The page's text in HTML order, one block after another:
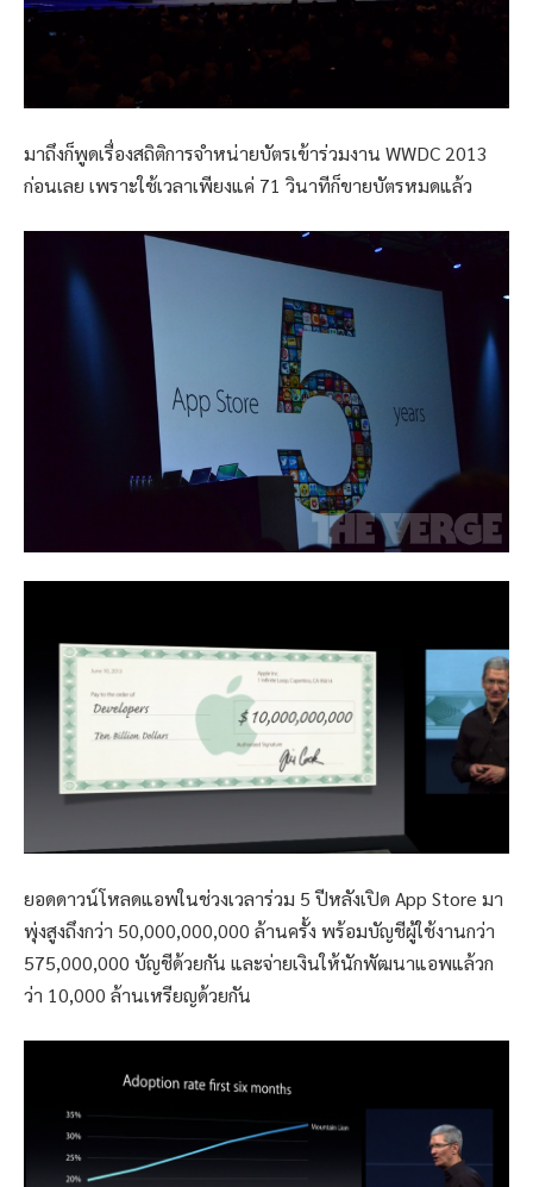
มาถึงก็พูดเรื่องสถิติการจำหน่ายบัตรเข้าร่วมงาน WWDC 2013
ก่อนเลย เพราะใช้เวลาเพียงแค่ 71 วินาทีก็ขายบัตรหมดแล้ว
ยอดดาวน์โหลดแอพในช่วงเวลาร่วม 5 ปีหลังเปิด App Store มา
พุ่งสูงถึงกว่า 50,000,000,000 ล้านครั้ง พร้อมบัญชีผู้ใช้งานกว่า
575,000,000 บัญชีด้วยกัน และจ่ายเงินให้นักพัฒนาแอพแล้วก
ว่า 10,000 ล้านเหรียญด้วยกัน